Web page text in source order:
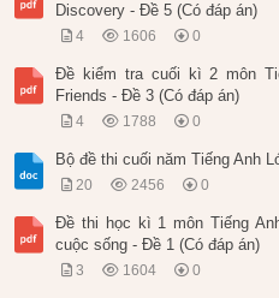
Discovery - Đề 5 (Có đáp án)
4 1606 0
Đề kiểm tra cuối kì 2 môn
Friends - Đề 3 (Có đáp án)
4 1788 0
Bộ đề thi cuối năm Tiếng Anh
20 2456 0
Đề thi học kì 1 môn Tiếng
cuộc sống - Đề 1 (Có đáp án)
3 1604 0